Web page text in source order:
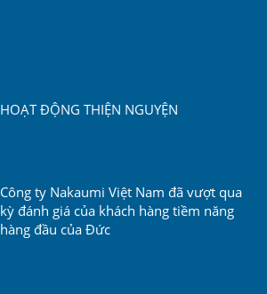
HOẠT ĐỘNG THIỆN NGUYỆN
Công ty Nakaumi Việt Nam đã vượt qua
kỳ đánh giá của khách hàng tiềm năng
hàng đầu của Đức